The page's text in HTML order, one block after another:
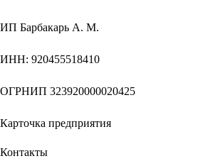
ИП Барбакарь А. М.
ИНН: 920455518410
ОГРНИП 323920000020425
Карточка предприятия
Контакты